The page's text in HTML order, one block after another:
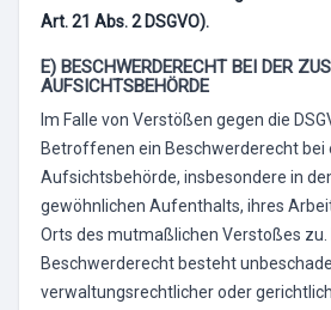
Art. 21 Abs. 2 DSGVO).
E) BESCHWERDERECHT BEI DER
AUFSICHTSBEHÖRDE
Im Falle von Verstößen gegen die
Betroffenen ein Beschwerderecht bei
Aufsichtsbehörde, insbesondere in
gewöhnlichen Aufenthalts, ihres
Orts des mutmaßlichen Verstoßes zu.
Beschwerderecht besteht
verwaltungsrechtlicher oder